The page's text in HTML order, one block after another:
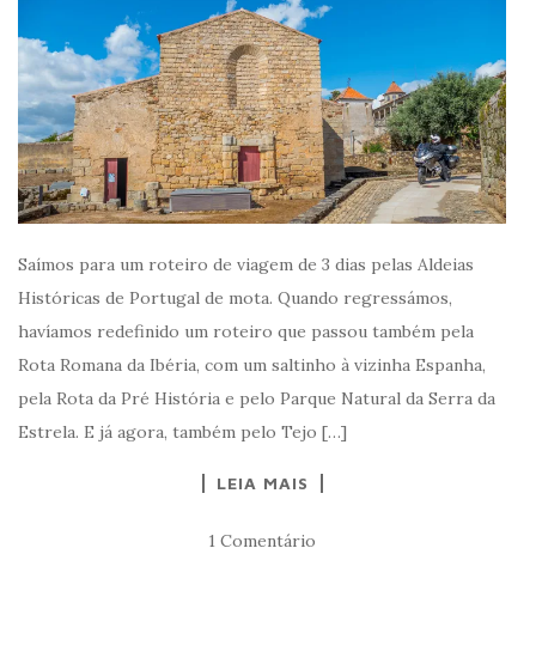
Saímos para um roteiro de viagem de 3 dias pelas Aldeias
Históricas de Portugal de mota. Quando regressámos,
havíamos redefinido um roteiro que passou também pela
Rota Romana da Ibéria, com um saltinho à vizinha Espanha,
pela Rota da Pré História e pelo Parque Natural da Serra da
Estrela. E já agora, também pelo Tejo […]
LEIA MAIS
1 Comentário